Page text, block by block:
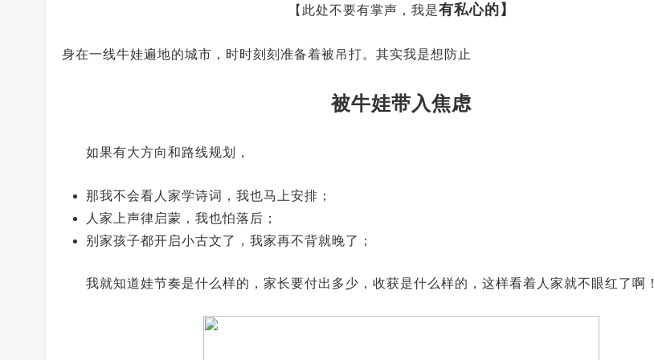
【此处不要有掌声，我是有私心的】
身在一线牛娃遍地的城市，时时刻刻准备着被吊打。其实我是想防止
被牛娃带入焦虑
如果有大方向和路线规划，
那我不会看人家学诗词，我也马上安排；
人家上声律启蒙，我也怕落后；
别家孩子都开启小古文了，我家再不背就晚了；
我就知道娃节奏是什么样的，家长要付出多少，收获是什么样的，这样看着人家就不眼红了啊！